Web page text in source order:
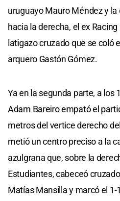
uruguayo Mauro Méndez y
hacia la derecha, el ex
latigazo cruzado que se coló
arquero Gastón Gómez.
Ya en la segunda parte, a los
Adam Bareiro empató el
metros del vertice derecho
metió un centro preciso a la
azulgrana que, sobre la
Estudiantes, cabeceó
Matías Mansilla y marcó el 1-